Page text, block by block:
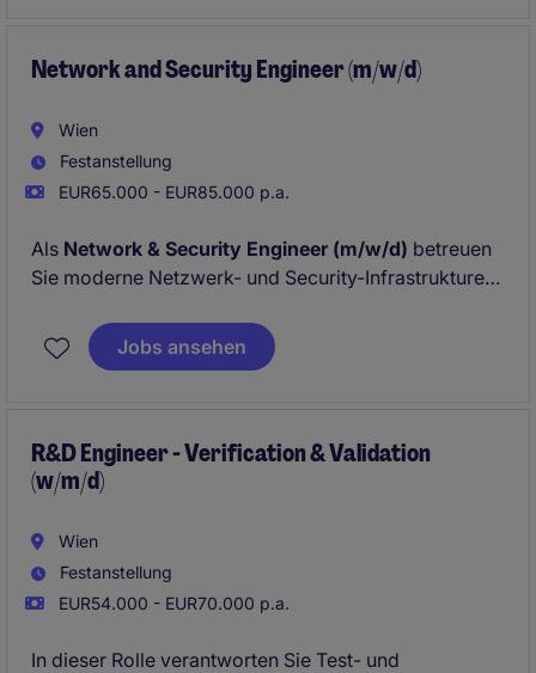
Steuerungs-, Regelungs- und Schutzsystemen für
Network and Security Engineer (m/w/d)
Wien
Festanstellung
EUR65.000 - EUR85.000 p.a.
Als Network & Security Engineer (m/w/d) betreuen
Sie moderne Netzwerk- und Security-Infrastrukturen
stabilen und sicheren Betrieb sicher. Zudem
unterstützen Sie bei der Weiterentwicklung von LAN-,
Jobs ansehen
R&D Engineer - Verification & Validation
(w/m/d)
Wien
Festanstellung
EUR54.000 - EUR70.000 p.a.
In dieser Rolle verantworten Sie Test- und